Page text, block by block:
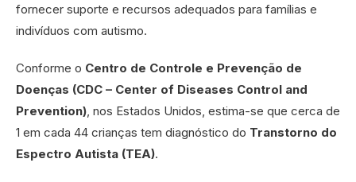
fornecer suporte e recursos adequados para famílias e
indivíduos com autismo.
Conforme o Centro de Controle e Prevenção de
Doenças (CDC – Center of Diseases Control and
Prevention) , nos Estados Unidos, estima-se que cerca de
1 em cada 44 crianças tem diagnóstico do Transtorno do
Espectro Autista (TEA).